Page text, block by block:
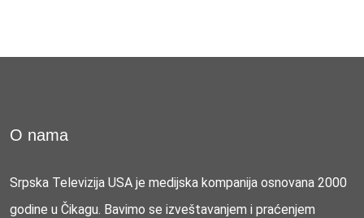
O nama
Srpska Televizija USA je medijska kompanija osnovana 2000
godine u Čikagu. Bavimo se izveštavanjem i praćenjem